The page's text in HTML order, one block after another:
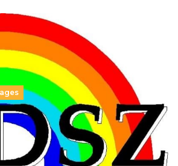
pour les politiques